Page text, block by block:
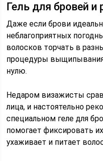
Гель для бровей и
Даже если брови
неблагоприятных
волосков торчать в
процедуры
нулю.
Недаром визажисты
лица, и настоятельно
специальном геле для
помогает фиксировать
ухаживает и питает